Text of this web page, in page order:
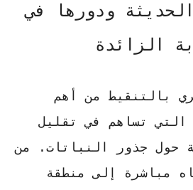
ودورها في
الزائدة
بالتنقيط من أهم
التي تساهم في تقليل
حول جذور النباتات. من
مباشرة إلى منطقة